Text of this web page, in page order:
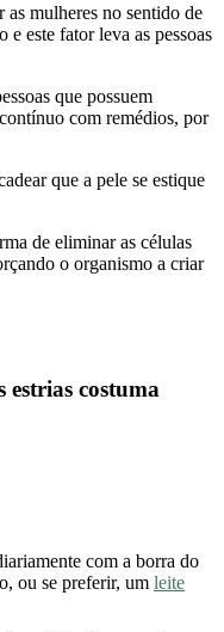
mulheres no sentido de
e este fator leva as pessoas
que possuem
com remédios, por
que a pele se estique
de eliminar as células
o organismo a criar
estrias costuma
com a borra do
ou se preferir, um leite